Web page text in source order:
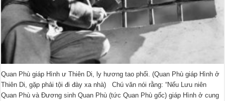
Quan Phù giáp Hình ư Thiên Di, ly hương tao phối. (Quan Phù giáp Hình ở
Thiên Di, gặp phải tội đi đày xa nhà) Chú văn nói rằng: “Nếu Lưu niên
Quan Phù và Đương sinh Quan Phù (tức Quan Phù gốc) giáp Hình ở cung